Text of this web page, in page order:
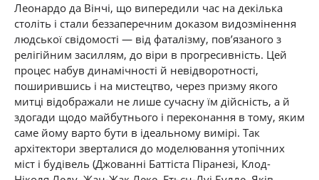
Леонардо да Вінчі, що випередили час на декілька
століть і стали беззаперечним доказом видозмінення
людської свідомості — від фаталізму, пов’язаного з
релігійним засиллям, до віри в прогресивність. Цей
процес набув динамічності й невідворотності,
поширившись і на мистецтво, через призму якого
митці відображали не лише сучасну їм дійсність, а й
здогади щодо майбутнього і переконання в тому, яким
саме йому варто бути в ідеальному вимірі. Так
архітектори зверталися до моделювання утопічних
міст і будівель (Джованні Баттіста Піранезі, Клод-